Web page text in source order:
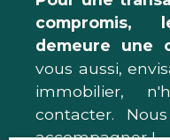
compromis,
demeure une
vous aussi,
immobilier,
contacter.